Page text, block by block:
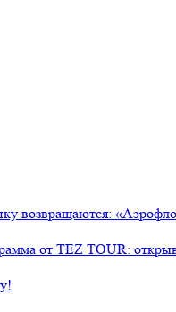
возвращаются:
от TEZ TOUR: